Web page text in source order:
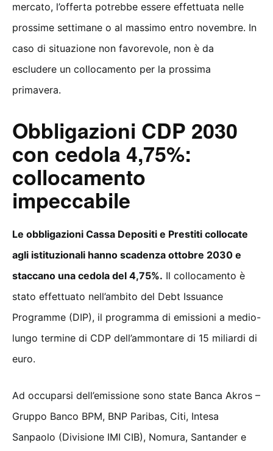
mercato, l’offerta potrebbe essere effettuata nelle
prossime settimane o al massimo entro novembre. In
caso di situazione non favorevole, non è da
escludere un collocamento per la prossima
primavera.
Obbligazioni CDP 2030
con cedola 4,75%:
collocamento
impeccabile
Le obbligazioni Cassa Depositi e Prestiti collocate
agli istituzionali hanno scadenza ottobre 2030 e
staccano una cedola del 4,75%. Il collocamento è
stato effettuato nell’ambito del Debt Issuance
Programme (DIP), il programma di emissioni a medio-
lungo termine di CDP dell’ammontare di 15 miliardi di
euro.
Ad occuparsi dell’emissione sono state Banca Akros –
Gruppo Banco BPM, BNP Paribas, Citi, Intesa
Sanpaolo (Divisione IMI CIB), Nomura, Santander e